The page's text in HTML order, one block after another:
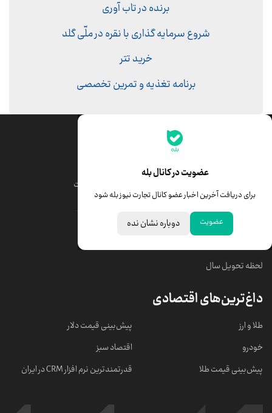
برنده در تاب آوری
شروع سرمایه گذاری با نقره در ملّی گلد
خرید تتر
برنامه تغذیه و تمرین تخصصی
عضویت در کانال بله
برای دریافت آخرین اخبار عضو کانال تجارت نیوز بله شود
عضویت دوباره نشان نده
جدیدترین قیمت‌ها
قیمت درهم امارات
خبرهای مهم
لحظه تحویل سال
داغ‌ترین‌های اقتصادی
طلا و ارز
خودرو
پیش‌بینی قیمت طلا
پیش‌بینی قیمت دلار
اقتصاد سبز
قدرتمندترین نرم‌ افزار CRM در ایران